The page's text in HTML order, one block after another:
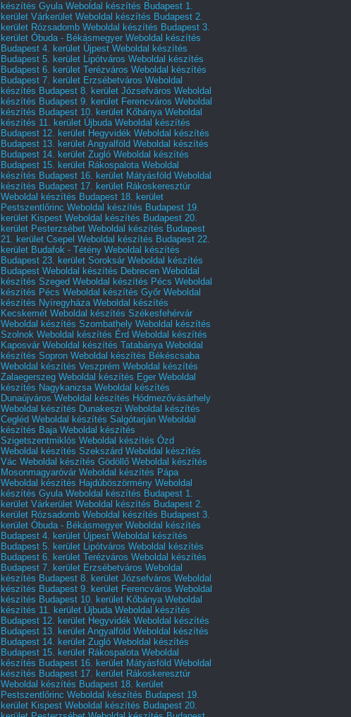
készítés Gyula Weboldal készítés Budapest 1.
kerület Várkerület Weboldal készítés Budapest 2.
kerület Rózsadomb Weboldal készítés Budapest 3.
kerület Óbuda - Békásmegyer Weboldal készítés
Budapest 4. kerület Újpest Weboldal készítés
Budapest 5. kerület Lipótváros Weboldal készítés
Budapest 6. kerület Terézváros Weboldal készítés
Budapest 7. kerület Erzsébetváros Weboldal
készítés Budapest 8. kerület Józsefváros Weboldal
készítés Budapest 9. kerület Ferencváros Weboldal
készítés Budapest 10. kerület Kőbánya Weboldal
készítés 11. kerület Újbuda Weboldal készítés
Budapest 12. kerület Hegyvidék Weboldal készítés
Budapest 13. kerület Angyalföld Weboldal készítés
Budapest 14. kerület Zugló Weboldal készítés
Budapest 15. kerület Rákospalota Weboldal
készítés Budapest 16. kerület Mátyásföld Weboldal
készítés Budapest 17. kerület Rákoskeresztúr
Weboldal készítés Budapest 18. kerület
Pestszentlőrinc Weboldal készítés Budapest 19.
kerület Kispest Weboldal készítés Budapest 20.
kerület Pesterzsébet Weboldal készítés Budapest
21. kerület Csepel Weboldal készítés Budapest 22.
kerület Budafok - Tétény Weboldal készítés
Budapest 23. kerület Soroksár Weboldal készítés
Budapest Weboldal készítés Debrecen Weboldal
készítés Szeged Weboldal készítés Pécs Weboldal
készítés Pécs Weboldal készítés Győr Weboldal
készítés Nyíregyháza Weboldal készítés
Kecskemét Weboldal készítés Székesfehérvár
Weboldal készítés Szombathely Weboldal készítés
Szolnok Weboldal készítés Érd Weboldal készítés
Kaposvár Weboldal készítés Tatabánya Weboldal
készítés Sopron Weboldal készítés Békéscsaba
Weboldal készítés Veszprém Weboldal készítés
Zalaegerszeg Weboldal készítés Eger Weboldal
készítés Nagykanizsa Weboldal készítés
Dunaújváros Weboldal készítés Hódmezővásárhely
Weboldal készítés Dunakeszi Weboldal készítés
Cegléd Weboldal készítés Salgótarján Weboldal
készítés Baja Weboldal készítés
Szigetszentmiklós Weboldal készítés Ózd
Weboldal készítés Szekszárd Weboldal készítés
Vác Weboldal készítés Gödöllő Weboldal készítés
Mosonmagyaróvár Weboldal készítés Pápa
Weboldal készítés Hajdúböszörmény Weboldal
készítés Gyula Weboldal készítés Budapest 1.
kerület Várkerület Weboldal készítés Budapest 2.
kerület Rózsadomb Weboldal készítés Budapest 3.
kerület Óbuda - Békásmegyer Weboldal készítés
Budapest 4. kerület Újpest Weboldal készítés
Budapest 5. kerület Lipótváros Weboldal készítés
Budapest 6. kerület Terézváros Weboldal készítés
Budapest 7. kerület Erzsébetváros Weboldal
készítés Budapest 8. kerület Józsefváros Weboldal
készítés Budapest 9. kerület Ferencváros Weboldal
készítés Budapest 10. kerület Kőbánya Weboldal
készítés 11. kerület Újbuda Weboldal készítés
Budapest 12. kerület Hegyvidék Weboldal készítés
Budapest 13. kerület Angyalföld Weboldal készítés
Budapest 14. kerület Zugló Weboldal készítés
Budapest 15. kerület Rákospalota Weboldal
készítés Budapest 16. kerület Mátyásföld Weboldal
készítés Budapest 17. kerület Rákoskeresztúr
Weboldal készítés Budapest 18. kerület
Pestszentlőrinc Weboldal készítés Budapest 19.
kerület Kispest Weboldal készítés Budapest 20.